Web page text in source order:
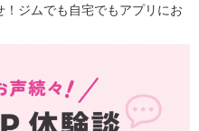
ジムでも自宅でもアプリにお